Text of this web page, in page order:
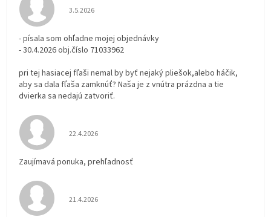
Hodnotenie obchodu je 3 z 5 hviezdičiek.
3.5.2026
- písala som ohľadne mojej objednávky
- 30.4.2026 obj.číslo 71033962
pri tej hasiacej fľaši nemal by byť nejaký pliešok,alebo háčik,
aby sa dala fľaša zamknúť? Naša je z vnútra prázdna a tie
dvierka sa nedajú zatvoriť.
Hodnotenie obchodu je 5 z 5 hviezdičiek.
22.4.2026
Zaujímavá ponuka, prehľadnosť
Hodnotenie obchodu je 5 z 5 hviezdičiek.
21.4.2026